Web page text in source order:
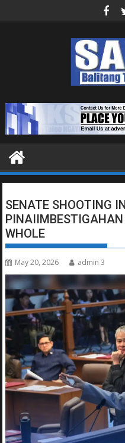
SENATE SHOOTING
WHOLE
May 20, 2026 admin 3